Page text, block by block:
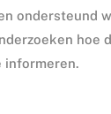
ondersteund
hoe
informeren.